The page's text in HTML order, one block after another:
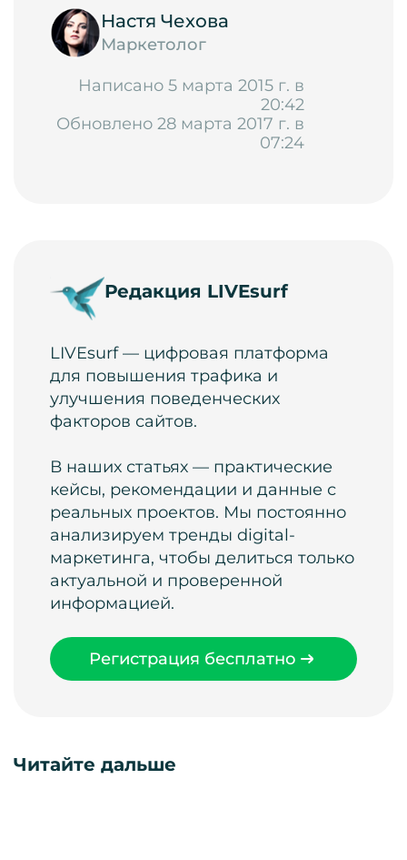
Настя Чехова
Маркетолог
Написано 5 марта 2015 г. в
20:42
Обновлено 28 марта 2017 г. в
07:24
Редакция LIVEsurf
LIVEsurf — цифровая платформа
для повышения трафика и
улучшения поведенческих
факторов сайтов.
В наших статьях — практические
кейсы, рекомендации и данные с
реальных проектов. Мы постоянно
анализируем тренды digital-
маркетинга, чтобы делиться только
актуальной и проверенной
информацией.
Регистрация бесплатно
Читайте дальше